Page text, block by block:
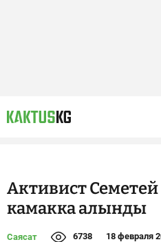
Активист Семетей
камакка алынды
Саясат 6738 18 февраля